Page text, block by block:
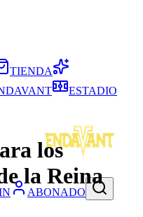
ABONADO
TIENDA
ESTADIO
los
la Reina